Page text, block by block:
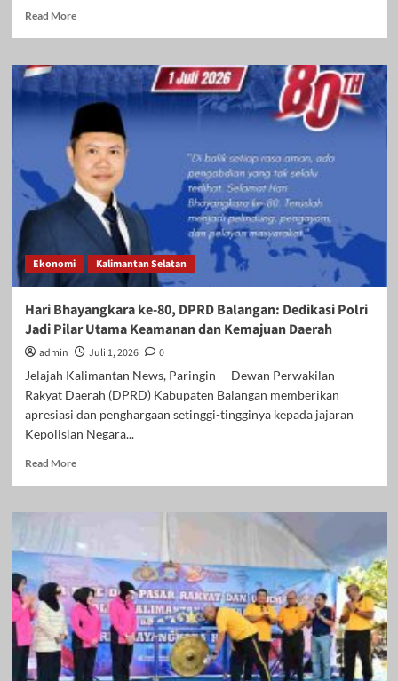
Read MoreRead
Ketua
DPRD
Balangan
Hadiri
Apel
Hari
Bhayangkara
ke-
80,
Tegaskan
Dukungan
untuk
Sinergi
Membangun
Daerah
Ekonomi Kalimantan Selatan
Hari Bhayangkara ke-80, DPRD Balangan: Dedikasi Polri
Jadi Pilar Utama Keamanan dan Kemajuan Daerah
admin Juli 1, 2026
0
Jelajah Kalimantan News, Paringin – Dewan Perwakilan
Rakyat Daerah (DPRD) Kabupaten Balangan memberikan
apresiasi dan penghargaan setinggi-tingginya kepada jajaran
Kepolisian Negara...
Read MoreRead
ke-
DPRD
Balangan:
Dedikasi
Polri
Jadi
Pilar